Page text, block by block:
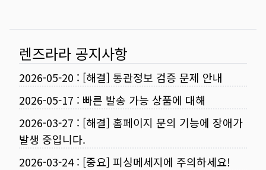
렌즈라라 공지사항
2026-05-20 : [해결] 통관정보 검증 문제 안내
2026-05-17 : 빠른 발송 가능 상품에 대해
2026-03-27 : [해결] 홈페이지 문의 기능에 장애가
발생 중입니다.
2026-03-24: [중요] 피싱메세지에 주의하세요!